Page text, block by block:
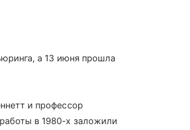
а 13 июня прошла
и профессор
в 1980-х заложили